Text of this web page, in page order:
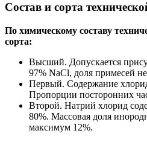
Состав и сорта
По химическому составу
сорта:
Высший. Допускается
97% NaCl, доля примесей
Первый. Содержание
Пропорции посторонних
Второй. Натрий хлорид
80%. Массовая доля
максимум 12%.